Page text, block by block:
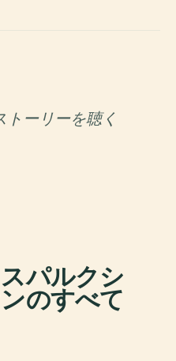
トーリーを聴く
パルクシ
のすべて